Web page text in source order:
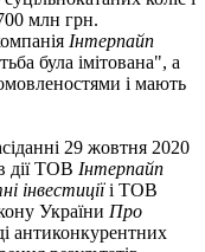
млн грн.
Інтерпайп
була імітована", а
і мають
29 жовтня 2020
дії ТОВ Інтерпайп
інвестиціїі ТОВ
України Про
антиконкурентних